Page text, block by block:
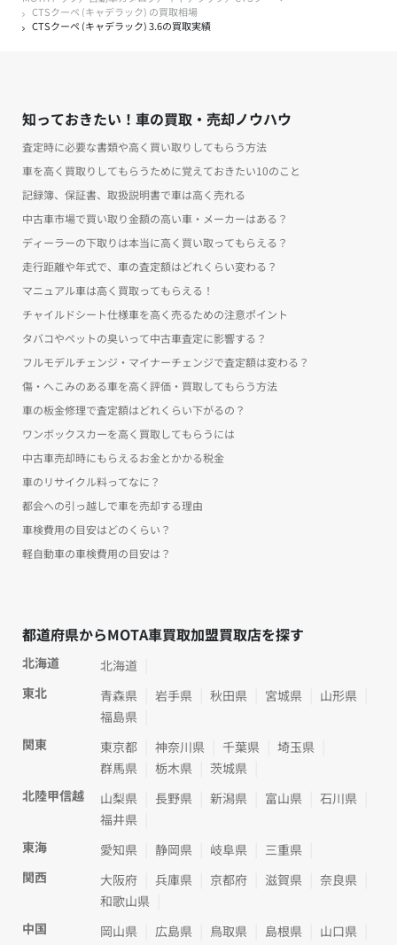
CTSクーペ (キャデラック) の買取相場
CTSクーペ (キャデラック) 3.6の買取実績
知っておきたい！車の買取・売却ノウハウ
査定時に必要な書類や高く買い取りしてもらう方法
車を高く買取りしてもらうために覚えておきたい10のこと
記録簿、保証書、取扱説明書で車は高く売れる
中古車市場で買い取り金額の高い車・メーカーはある？
ディーラーの下取りは本当に高く買い取ってもらえる？
走行距離や年式で、車の査定額はどれくらい変わる？
マニュアル車は高く買取ってもらえる！
チャイルドシート仕様車を高く売るための注意ポイント
タバコやペットの臭いって中古車査定に影響する？
フルモデルチェンジ・マイナーチェンジで査定額は変わる？
傷・へこみのある車を高く評価・買取してもらう方法
車の板金修理で査定額はどれくらい下がるの？
ワンボックスカーを高く買取してもらうには
中古車売却時にもらえるお金とかかる税金
車のリサイクル料ってなに？
都会への引っ越しで車を売却する理由
車検費用の目安はどのくらい？
軽自動車の車検費用の目安は？
都道府県からMOTA車買取加盟買取店を探す
北海道
北海道
東北
青森県 岩手県 秋田県 宮城県
山形県
福島県
関東
東京都 神奈川県 千葉県
埼玉県
群馬県
栃木県
茨城県
北陸甲信越
山梨県 長野県 新潟県 富山県
石川県
福井県
東海
愛知県 静岡県 岐阜県
三重県
関西
大阪府 兵庫県 京都府 滋賀県
奈良県
和歌山県
中国
岡山県 広島県 鳥取県 島根県
山口県